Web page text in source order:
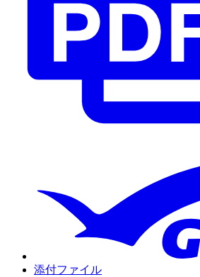
添付ファイル